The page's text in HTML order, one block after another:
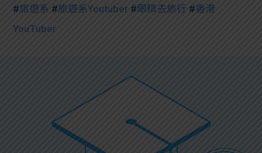
#旅遊系 #旅遊系Youtuber # 眼睛去旅行 #香港
YouTuber